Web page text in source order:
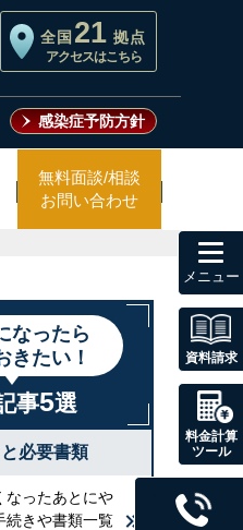
全国 21 拠点
アクセスはこちら
感染症予防方針
無料面談/相談
お問い合わせ
なったら
きたい！
事5選
必要書類
なったあとにや
続きや書類一覧
資料請求
料金計算
ツール